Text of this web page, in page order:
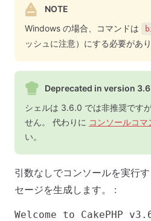
NOTE
Windows の場合、コマンドは
ッシュに注意）にする必要があり
Deprecated in version
シェルは 3.6.0 では非推奨です
せん。 代わりに コンソールコマ
い。
引数なしでコンソールを実行
セージを生成します。 :
Welcome to CakePHP